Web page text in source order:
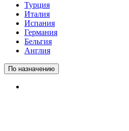
Турция
Италия
Испания
Германия
Бельгия
Англия
По назначению